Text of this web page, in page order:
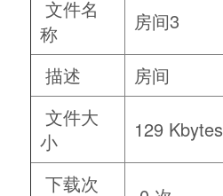
文件名
称
房间3
描述
房间
文件大
小
129 Kbytes
下载次